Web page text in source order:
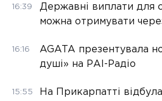
16:39
Державні виплати для
можна отримувати
16:16
AGATA презентувала
душі» на РАІ-Радіо
15:55
На Прикарпатті